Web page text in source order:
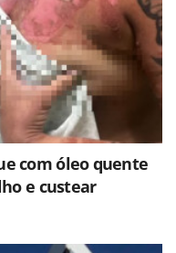
com óleo quente
e custear